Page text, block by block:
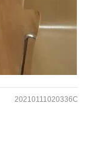
20210111020336C